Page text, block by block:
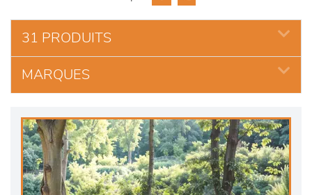
literie
décoration
31 PRODUITS
MARQUES